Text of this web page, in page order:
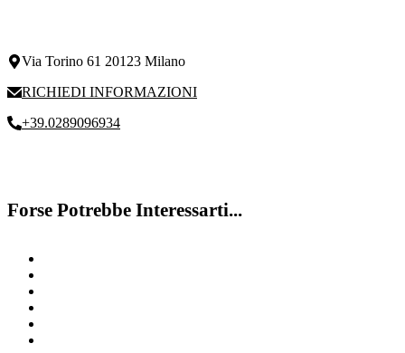
Via Torino 61 20123 Milano
RICHIEDI INFORMAZIONI
+39.0289096934
Forse Potrebbe Interessarti...